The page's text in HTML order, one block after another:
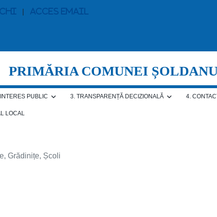
| Acces email
PRIMĂRIA COMUNEI
PUBLIC 3. TRANSPARENȚĂ DECIZIONALĂ 4.
LOCAL
Grădinițe, Școli